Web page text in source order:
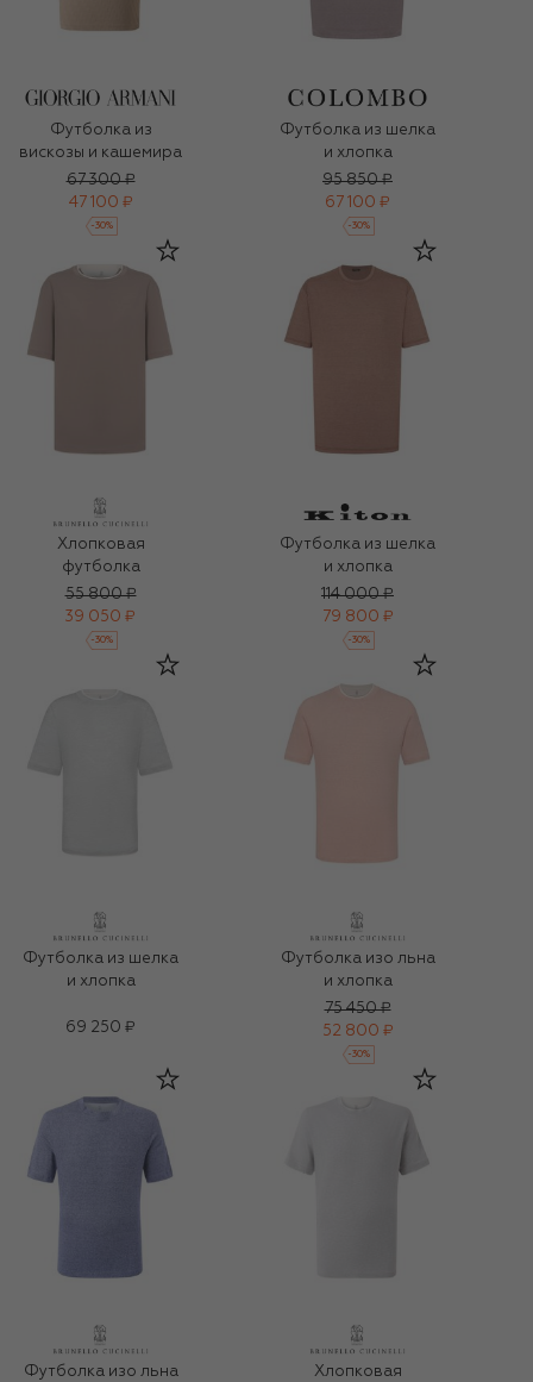
Футболка из
вискозы и кашемира
67 300 ₽
47 100 ₽
-30%
Футболка из шелка
и хлопка
95 850 ₽
67 100 ₽
-30%
Хлопковая
футболка
55 800 ₽
39 050 ₽
-30%
Футболка из шелка
и хлопка
114 000 ₽
79 800 ₽
-30%
Футболка из шелка
и хлопка
69 250 ₽
Футболка изо льна
и хлопка
75 450 ₽
52 800 ₽
-30%
Футболка изо льна
Хлопковая